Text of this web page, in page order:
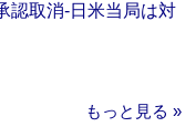
認取消‐日米当局は対
もっと見る »